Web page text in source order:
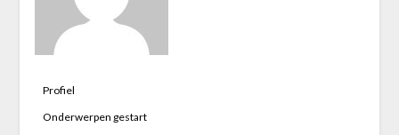
Profiel
Onderwerpen gestart